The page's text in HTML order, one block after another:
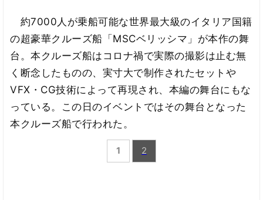
約7000人が乗船可能な世界最大級のイタリア国籍
の超豪華クルーズ船「MSCベリッシマ」が本作の舞
台。本クルーズ船はコロナ禍で実際の撮影は止む無
く断念したものの、実寸大で制作されたセットや
VFX・CG技術によって再現され、本編の舞台にもな
っている。この日のイベントではその舞台となった
本クルーズ船で行われた。
1 2